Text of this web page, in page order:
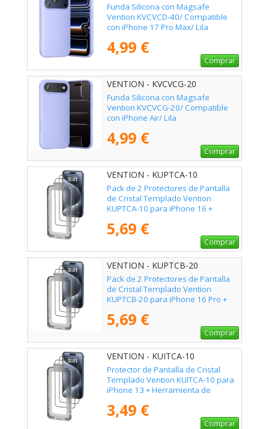
Funda Silicona con Magsafe
Vention KVCVCD-40/ Compatible
con iPhone 17 Pro Max/ Lila
4,99 €
Comprar
VENTION - KVCVCG-20
Funda Silicona con Magsafe
Vention KVCVCG-20/ Compatible
con iPhone Air/ Lila
4,99 €
Comprar
VENTION - KUPTCA-10
Pack de 2 Protectores de Pantalla
de Cristal Templado Vention
KUPTCA-10 para iPhone 16 +
Antipolvo
5,69 €
Comprar
VENTION - KUPTCB-20
Pack de 2 Protectores de Pantalla
de Cristal Templado Vention
KUPTCB-20 para iPhone 16 Pro +
Antipolvo
5,69 €
Comprar
VENTION - KUITCA-10
Protector de Pantalla de Cristal
Templado Vention KUITCA-10 para
iPhone 13 + Herramienta de
3,49 €
Comprar